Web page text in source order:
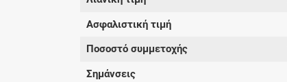
Ασφαλιστική τιμή
Ποσοστό συμμετοχής
Σημάνσεις